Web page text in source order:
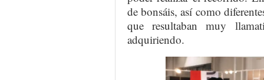
de bonsáis, así como
que resultaban muy
adquiriendo.